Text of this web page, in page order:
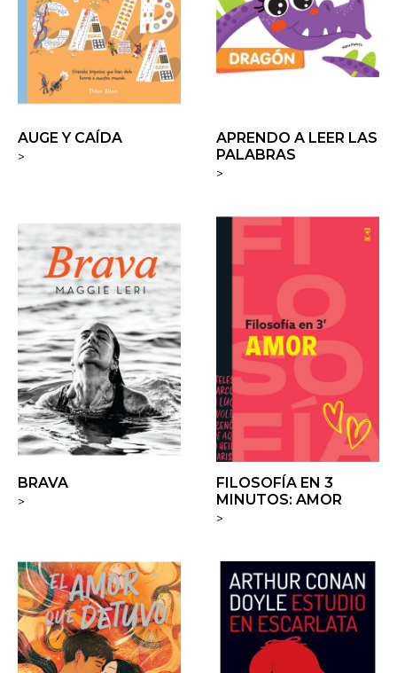
AUGE Y CAÍDA
>
APRENDO A LEER LAS
PALABRAS
>
BRAVA
>
FILOSOFÍA EN 3
MINUTOS: AMOR
>